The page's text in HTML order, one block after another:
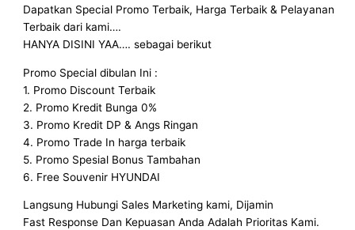
Dapatkan Special Promo Terbaik, Harga Terbaik & Pelayanan
Terbaik dari kami….
HANYA DISINI YAA…. sebagai berikut
Promo Special dibulan Ini :
1. Promo Discount Terbaik
2. Promo Kredit Bunga 0%
3. Promo Kredit DP & Angs Ringan
4. Promo Trade In harga terbaik
5. Promo Spesial Bonus Tambahan
6. Free Souvenir HYUNDAI
Langsung Hubungi Sales Marketing kami, Dijamin
Fast Response Dan Kepuasan Anda Adalah Prioritas Kami.